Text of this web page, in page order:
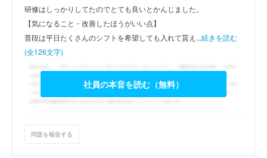
研修はしっかりしてたのでとても良いとかんじました。
【気になること・改善したほうがいい点】
普段は平日たくさんのシフトを希望しても入れて貰え...続きを読む
(全126文字)
社員の本音を読む（無料）
問題を報告する